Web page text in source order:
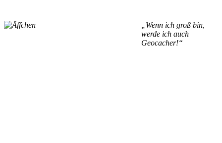
„Wenn ich groß bin,
werde ich auch
Geocacher!“